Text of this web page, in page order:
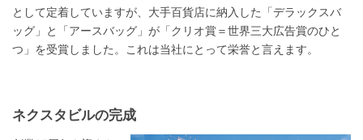
として定着していますが、大手百貨店に納入した「デラックスバ
ッグ」と「アースバッグ」が「クリオ賞＝世界三大広告賞のひと
つ」を受賞しました。これは当社にとって栄誉と言えます。
ネクスタビルの完成